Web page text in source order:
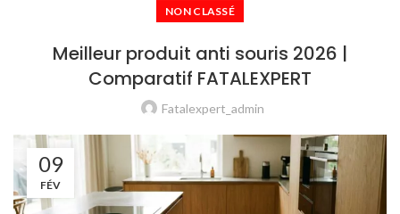
NON CLASSÉ
Meilleur produit anti souris 2026 |
Comparatif FATALEXPERT
Fatalexpert_admin
09
FÉV